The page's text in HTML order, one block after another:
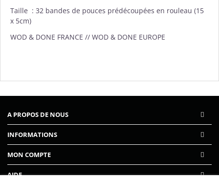
Taille : 32 bandes de pouces prédécoupées en rouleau (15
x 5cm)
WOD & DONE FRANCE // WOD & DONE EUROPE
A PROPOS DE NOUS
INFORMATIONS
MON COMPTE
AIDE